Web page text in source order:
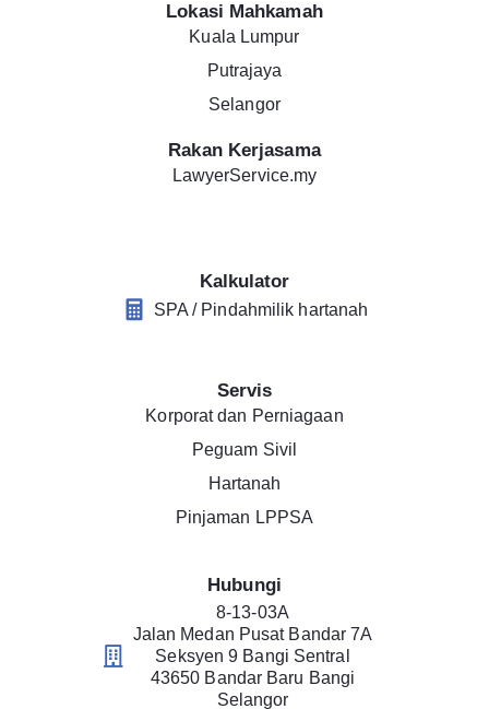
Lokasi Mahkamah
Kuala Lumpur
Putrajaya
Selangor
Rakan Kerjasama
LawyerService.my
Kalkulator
SPA / Pindahmilik hartanah
Servis
Korporat dan Perniagaan
Peguam Sivil
Hartanah
Pinjaman LPPSA
Hubungi
8-13-03A
Jalan Medan Pusat Bandar 7A
Seksyen 9 Bangi Sentral
43650 Bandar Baru Bangi
Selangor